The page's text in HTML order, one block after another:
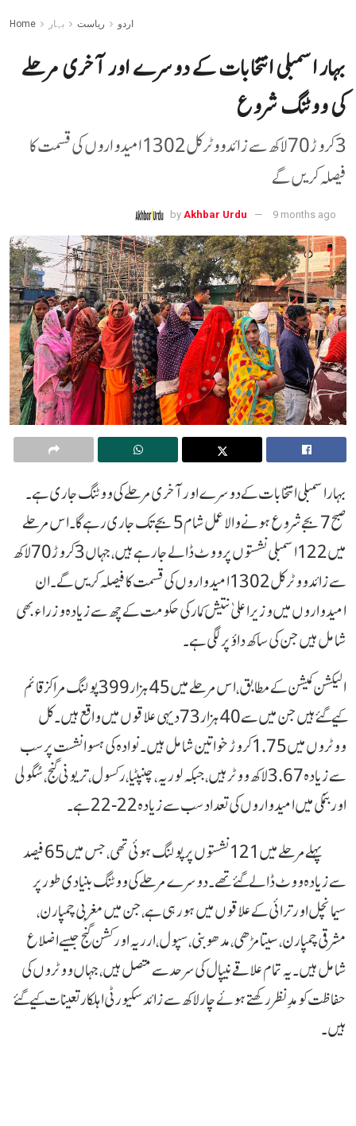
Home اردو ریاست بہار
بہار اسمبلی انتخابات کے دوسرے اور آخری مرحلے
کی ووٹنگ شروع
3 کروڑ 70 لاکھ سے زائد ووٹر کل 1302 امیدواروں کی قسمت کا
فیصلہ کریں گے
by Akhbar Urdu 9 months ago
بہار اسمبلی انتخابات کے دوسرے اور آخری مرحلے کی ووٹنگ جاری ہے۔
صبح 7 بجے شروع ہونے والا عمل شام 5 بجے تک جاری رہے گا۔ اس مرحلے
میں 122 اسمبلی نشستوں پر ووٹ ڈالے جا رہے ہیں، جہاں 3 کروڑ 70 لاکھ
سے زائد ووٹر کل 1302 امیدواروں کی قسمت کا فیصلہ کریں گے۔ ان
امیدواروں میں وزیراعلیٰ نتیش کمار کی حکومت کے چھ سے زیادہ وزراء بھی
شامل ہیں جن کی ساکھ داؤ پر لگی ہے۔
الیکشن کمیشن کے مطابق، اس مرحلے میں 45 ہزار 399 پولنگ مراکز قائم
کیے گئے ہیں جن میں سے 40 ہزار 73 دیہی علاقوں میں واقع ہیں۔ کل
ووٹروں میں 1.75 کروڑ خواتین شامل ہیں۔ نوادہ کی ہسوا نشست پر سب
سے زیادہ 3.67 لاکھ ووٹر ہیں، جبکہ لوریہ، چنپٹیا، رکسول، تریونی گنج، سُگولی
اور بنمکی میں امیدواروں کی تعداد سب سے زیادہ 22-22 ہے۔
پہلے مرحلے میں 121 نشستوں پر پولنگ ہوئی تھی، جس میں 65 فیصد
سے زیادہ ووٹ ڈالے گئے تھے۔ دوسرے مرحلے کی ووٹنگ بنیادی طور پر
سیمانچل اور ترائی کے علاقوں میں ہو رہی ہے، جن میں مغربی چمپارن،
مشرقی چمپارن، سیتامڑھی، مدھوبنی، سپول، ارریہ اور کشن گنج جیسے اضلاع
شامل ہیں۔ یہ تمام علاقے نیپال کی سرحد سے متصل ہیں، جہاں ووٹروں کی
حفاظت کو مدِنظر رکھتے ہوئے چار لاکھ سے زائد سکیورٹی اہلکار تعینات کیے گئے
ہیں۔